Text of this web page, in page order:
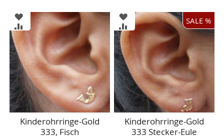
ZUR
WUNSCHLISTE
HINZUFÜGEN
ZUR
VERGLEICHSLISTE
HINZUFÜGEN
Kinderohrringe-Gold
333, Fisch
SALE %
ZUR
WUNSCHLISTE
HINZUFÜGEN
ZUR
VERGLEICHSLISTE
HINZUFÜGEN
Kinderohrringe-Gold
333 Stecker-Eule